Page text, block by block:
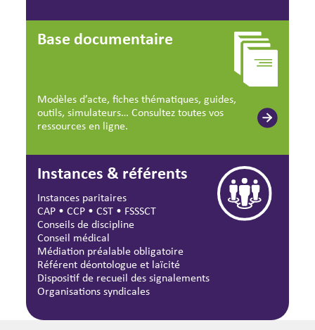
Base documentaire
Modèles d’acte, fiches thématiques, guides,
outils, simulateurs… Consultez toutes vos
ressources en ligne.
Instances & référents
Instances paritaires
CAP •CCP •CST • FSSSCT
Conseils de discipline
Conseil médical
Médiation préalable obligatoire
Référent déontologue et laïcité
Dispositif de recueil des signalements
Organisations syndicales